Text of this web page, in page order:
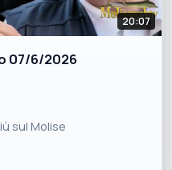
20:07
07/6/2026
sul Molise